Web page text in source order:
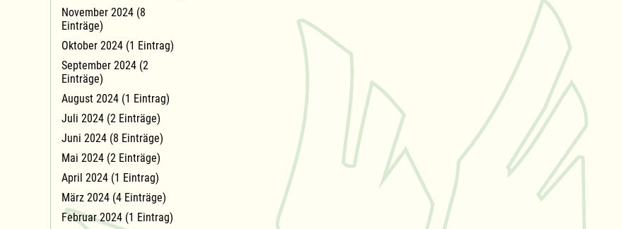
November 2024 (8
Einträge)
Oktober 2024 (1 Eintrag)
September 2024 (2
Einträge)
August 2024 (1 Eintrag)
Juli 2024 (2 Einträge)
Juni 2024 (8 Einträge)
Mai 2024 (2 Einträge)
April 2024 (1 Eintrag)
März 2024 (4 Einträge)
Februar 2024 (1 Eintrag)